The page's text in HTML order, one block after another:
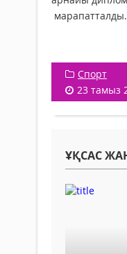
марапатталды.
Спорт
23 тамыз
ҰҚСАС